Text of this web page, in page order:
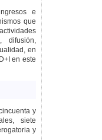
e
que
difusión,
en
en este
y
siete
y